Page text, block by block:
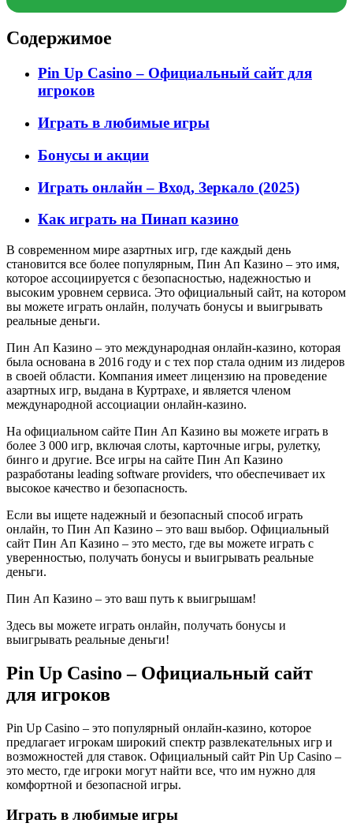
Содержимое
Pin Up Casino – Официальный сайт для
игроков
Играть в любимые игры
Бонусы и акции
Играть онлайн – Вход, Зеркало (2025)
Как играть на Пинап казино
В современном мире азартных игр, где каждый день
становится все более популярным, Пин Ап Казино – это имя,
которое ассоциируется с безопасностью, надежностью и
высоким уровнем сервиса. Это официальный сайт, на котором
вы можете играть онлайн, получать бонусы и выигрывать
реальные деньги.
Пин Ап Казино – это международная онлайн-казино, которая
была основана в 2016 году и с тех пор стала одним из лидеров
в своей области. Компания имеет лицензию на проведение
азартных игр, выдана в Куртрахе, и является членом
международной ассоциации онлайн-казино.
На официальном сайте Пин Ап Казино вы можете играть в
более 3 000 игр, включая слоты, карточные игры, рулетку,
бинго и другие. Все игры на сайте Пин Ап Казино
разработаны leading software providers, что обеспечивает их
высокое качество и безопасность.
Если вы ищете надежный и безопасный способ играть
онлайн, то Пин Ап Казино – это ваш выбор. Официальный
сайт Пин Ап Казино – это место, где вы можете играть с
уверенностью, получать бонусы и выигрывать реальные
деньги.
Пин Ап Казино – это ваш путь к выигрышам!
Здесь вы можете играть онлайн, получать бонусы и
выигрывать реальные деньги!
Pin Up Casino – Официальный сайт
для игроков
Pin Up Casino – это популярный онлайн-казино, которое
предлагает игрокам широкий спектр развлекательных игр и
возможностей для ставок. Официальный сайт Pin Up Casino –
это место, где игроки могут найти все, что им нужно для
комфортной и безопасной игры.
Играть в любимые игры